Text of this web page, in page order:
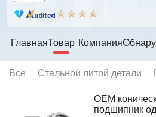
ГлавнаяТовар Компания
Все Стальной литой детали
ОЕМ
подшипник